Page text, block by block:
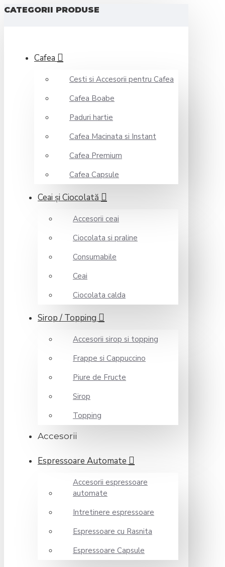
CATEGORII PRODUSE
Cafea
Cesti si Accesorii pentru Cafea
Cafea Boabe
Paduri hartie
Cafea Macinata si Instant
Cafea Premium
Cafea Capsule
Ceai şi Ciocolată
Accesorii ceai
Ciocolata si praline
Consumabile
Ceai
Ciocolata calda
Sirop / Topping
Accesorii sirop si topping
Frappe si Cappuccino
Piure de Fructe
Sirop
Topping
Accesorii
Espressoare Automate
Accesorii espressoare
automate
Intretinere espressoare
Espressoare cu Rasnita
Espressoare Capsule